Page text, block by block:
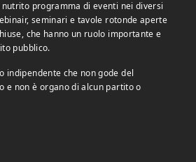
programma di eventi nei diversi
seminari e tavole rotonde aperte
che hanno un ruolo importante e
pubblico.
indipendente che non gode del
e non è organo di alcun partito o